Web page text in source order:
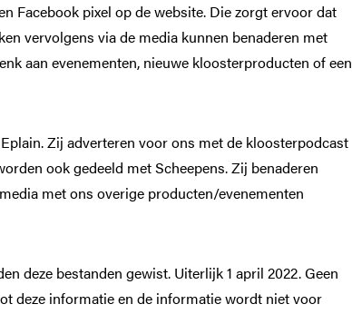
Toegankelijkheidsverklaring
Facebook pixel op de website. Die zorgt ervoor dat
vervolgens via de media kunnen benaderen met
aan evenementen, nieuwe kloosterproducten of een
Zij adverteren voor ons met de kloosterpodcast
ook gedeeld met Scheepens. Zij benaderen
met ons overige producten/evenementen
deze bestanden gewist. Uiterlijk 1 april 2022. Geen
deze informatie en de informatie wordt niet voor